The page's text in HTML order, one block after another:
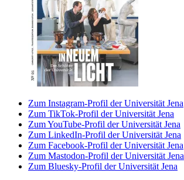
Zum Instagram-Profil der Universität Jena
Zum TikTok-Profil der Universität Jena
Zum YouTube-Profil der Universität Jena
Zum LinkedIn-Profil der Universität Jena
Zum Facebook-Profil der Universität Jena
Zum Mastodon-Profil der Universität Jena
Zum Bluesky-Profil der Universität Jena